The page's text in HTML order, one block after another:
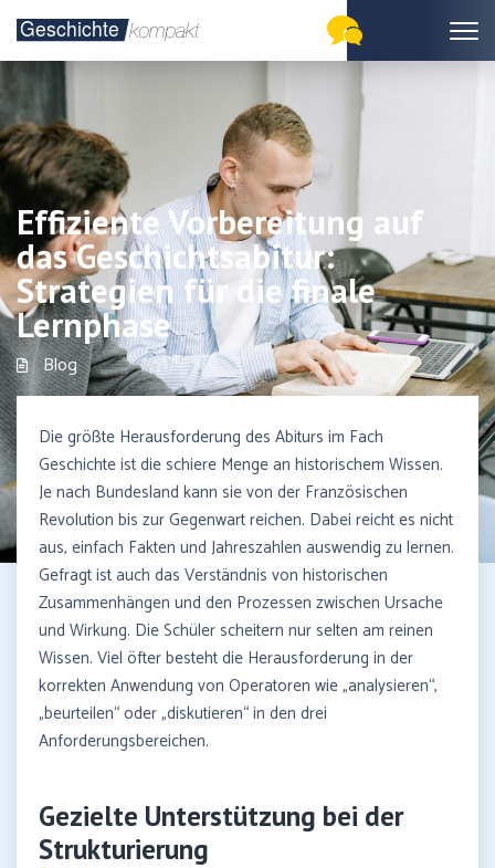
Effiziente Vorbereitung auf
das Geschichtsabitur:
Strategien für die finale
Lernphase
Blog
Die größte Herausforderung des Abiturs im Fach
Geschichte ist die schiere Menge an historischem Wissen.
Je nach Bundesland kann sie von der Französischen
Revolution bis zur Gegenwart reichen. Dabei reicht es nicht
aus, einfach Fakten und Jahreszahlen auswendig zu lernen.
Gefragt ist auch das Verständnis von historischen
Zusammenhängen und den Prozessen zwischen Ursache
und Wirkung. Die Schüler scheitern nur selten am reinen
Wissen. Viel öfter besteht die Herausforderung in der
korrekten Anwendung von Operatoren wie „analysieren“,
„beurteilen“ oder „diskutieren“ in den drei
Anforderungsbereichen.
Gezielte Unterstützung bei der
Strukturierung